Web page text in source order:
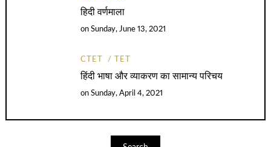
हिदी वर्णमाला
onSunday, June 13, 2021
CTET TET
हिंदी भाषा और व्याकरण का सामान्य परिचय
onSunday, April 4, 2021